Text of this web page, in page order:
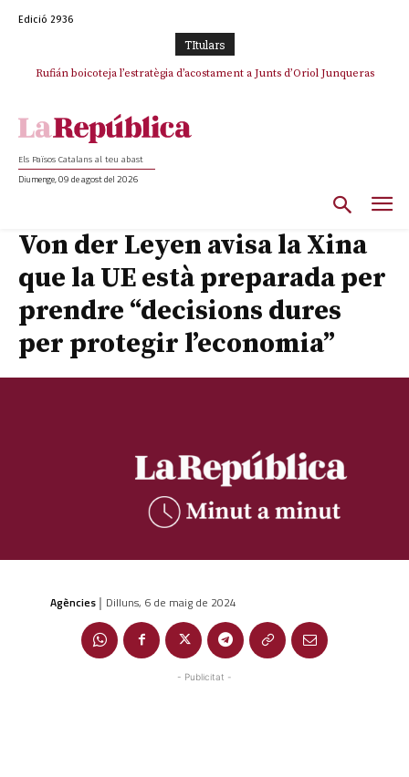
Edició 2936
TItulars
Rufián boicoteja l’estratègia d’acostament a Junts d’Oriol Junqueras
Els Països Catalans al teu abast
Diumenge, 09 de agost del 2026
Von der Leyen avisa la Xina
que la UE està preparada per
prendre “decisions dures
per protegir l’economia”
Agències | Dilluns, 6 de maig de 2024
- Publicitat -